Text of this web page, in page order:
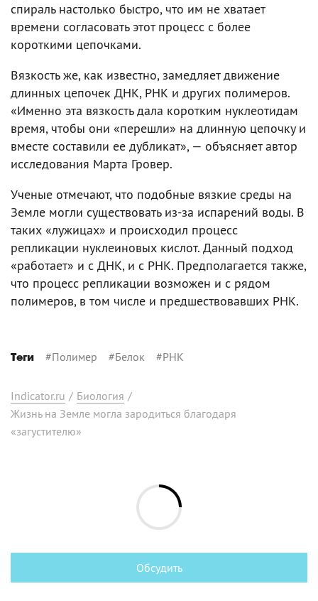
спираль настолько быстро, что им не хватает
времени согласовать этот процесс с более
короткими цепочками.
Вязкость же, как известно, замедляет движение
длинных цепочек ДНК, РНК и других полимеров.
«Именно эта вязкость дала коротким нуклеотидам
время, чтобы они «перешли» на длинную цепочку и
вместе составили ее дубликат», — объясняет автор
исследования Марта Гровер.
Ученые отмечают, что подобные вязкие среды на
Земле могли существовать из-за испарений воды. В
таких «лужицах» и происходил процесс
репликации нуклеиновых кислот. Данный подход
«работает» и с ДНК, и с РНК. Предполагается также,
что процесс репликации возможен и с рядом
полимеров, в том числе и предшествовавших РНК.
Теги #Полимер #Белок #РНК
Indicator.ru / Биология /
Жизнь на Земле могла зародиться благодаря
«загустителю»
Обсудить